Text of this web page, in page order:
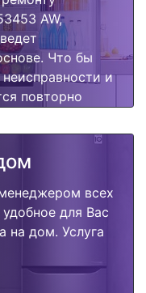
AW,
Что бы
и
повторно
всех
для Вас
на дом. Услуга